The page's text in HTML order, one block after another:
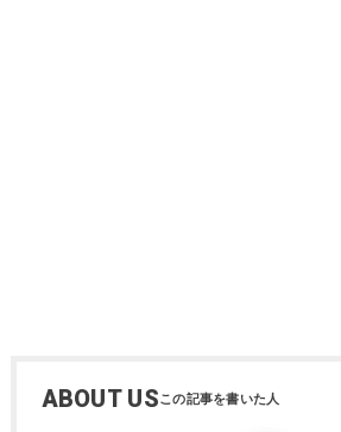
ABOUT US